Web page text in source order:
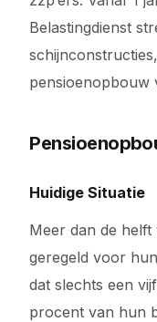
Belastingdienst
pensioenopbouw
Huidige Situatie
Meer dan de helft
geregeld voor
dat slechts een
procent van hun